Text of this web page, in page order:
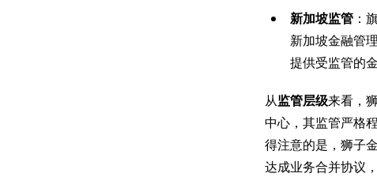
新加坡监管：
新加坡金融管
提供受监管的金
从监管层级来看，
中心，其监管严格
得注意的是，狮子
达成业务合并协议